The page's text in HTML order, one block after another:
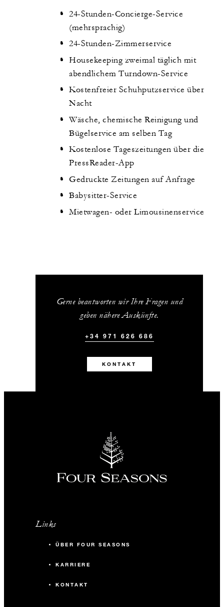
24-Stunden-Concierge-Service
(mehrsprachig)
24-Stunden-Zimmerservice
Housekeeping zweimal täglich mit
abendlichem Turndown-Service
Kostenfreier Schuhputzservice über
Nacht
Wäsche, chemische Reinigung und
Bügelservice am selben Tag
Kostenlose Tageszeitungen über die
PressReader-App
Gedruckte Zeitungen auf Anfrage
Babysitter-Service
Mietwagen- oder Limousinenservice
Gerne beantworten wir Ihre Fragen und
geben nähere Auskünfte.
+34 971 626 686
KONTAKT
Links
ÜBER FOUR SEASONS
KARRIERE
KONTAKT